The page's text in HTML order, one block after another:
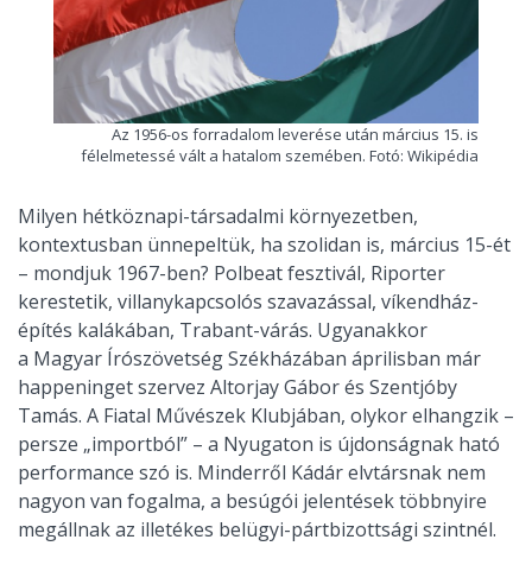
Az 1956-os forradalom leverése után március 15. is
félelmetessé vált a hatalom szemében. Fotó: Wikipédia
Milyen hétköznapi-társadalmi környezetben,
kontextusban ünnepeltük, ha szolidan is, március 15-ét
– mondjuk 1967-ben? Polbeat fesztivál, Riporter
kerestetik, villanykapcsolós szavazással, víkendház-
építés kalákában, Trabant-várás. Ugyanakkor
a Magyar Írószövetség Székházában áprilisban már
happeninget szervez Altorjay Gábor és Szentjóby
Tamás. A Fiatal Művészek Klubjában, olykor elhangzik –
persze „importból” – a Nyugaton is újdonságnak ható
performance szó is. Minderről Kádár elvtársnak nem
nagyon van fogalma, a besúgói jelentések többnyire
megállnak az illetékes belügyi-pártbizottsági szintnél.